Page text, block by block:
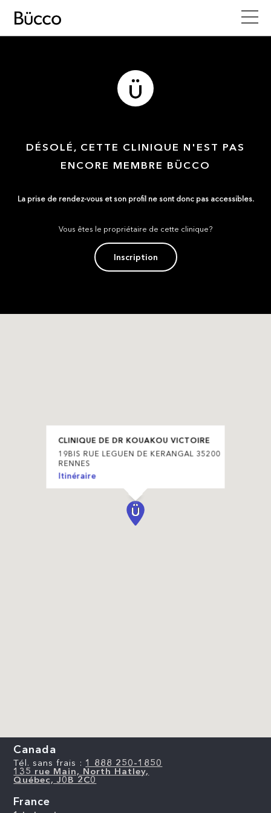
DÉSOLÉ, CETTE CLINIQUE N'EST PAS
ENCORE MEMBRE BÜCCO
La prise de rendez-vous et son profil ne sont donc pas accessibles.
Vous êtes le propriétaire de cette clinique?
Inscription
CLINIQUE DE DR KOUAKOU VICTOIRE
19BIS RUE LEGUEN DE KERANGAL 35200
RENNES
Itinéraire
Canada
Tél. sans frais : 1 888 250-1850
135 rue Main, North Hatley,
Québec, J0B 2C0
France